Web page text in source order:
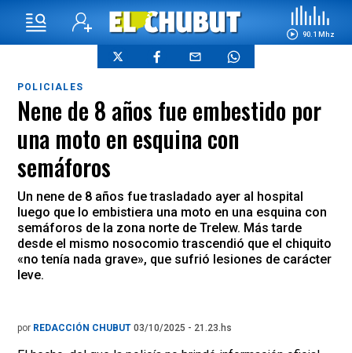
90.1 Mhz
POLICIALES
Nene de 8 años fue embestido por
una moto en esquina con
semáforos
Un nene de 8 años fue trasladado ayer al hospital
luego que lo embistiera una moto en una esquina con
semáforos de la zona norte de Trelew. Más tarde
desde el mismo nosocomio trascendió que el chiquito
«no tenía nada grave», que sufrió lesiones de carácter
leve.
por REDACCIÓN CHUBUT 03/10/2025 - 21.23.hs